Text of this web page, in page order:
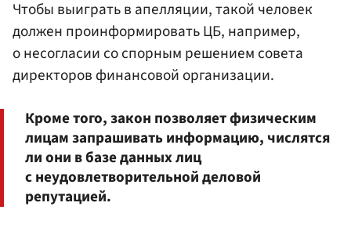
Чтобы выиграть в апелляции, такой человек
должен проинформировать ЦБ, например,
о несогласии со спорным решением совета
директоров финансовой организации.
Кроме того, закон позволяет физическим
лицам запрашивать информацию, числятся
ли они в базе данных лиц
с неудовлетворительной деловой
репутацией.